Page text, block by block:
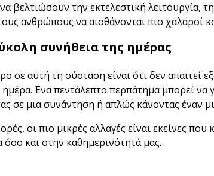
βελτιώσουν την εκτελεστική λειτουργία,
ανθρώπους να αισθάνονται πιο χαλαροί
συνήθεια της ημέρας
σε αυτή τη σύσταση είναι ότι δεν απαιτεί
Ένα πεντάλεπτο περπάτημα μπορεί να
σε μια συνάντηση ή απλώς κάνοντας έναν
οι πιο μικρές αλλαγές είναι εκείνες
όσο και στην καθημερινότητά μας.